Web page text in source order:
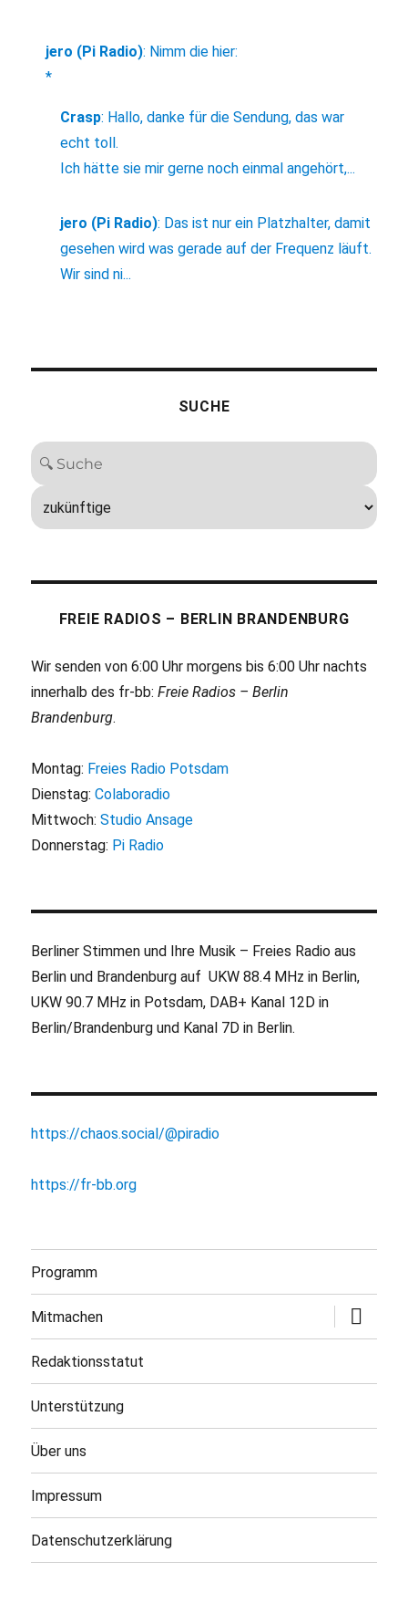
jero (Pi Radio): Nimm die hier:
*
Crasp: Hallo, danke für die Sendung, das war
echt toll.
Ich hätte sie mir gerne noch einmal angehört,...
jero (Pi Radio): Das ist nur ein Platzhalter, damit
gesehen wird was gerade auf der Frequenz läuft.
Wir sind ni...
SUCHE
FREIE RADIOS – BERLIN BRANDENBURG
Wir senden von 6:00 Uhr morgens bis 6:00 Uhr nachts
innerhalb des fr-bb:Freie Radios – Berlin
Brandenburg.
Montag: Freies Radio Potsdam
Dienstag:Colaboradio
Mittwoch:Studio Ansage
Donnerstag: Pi Radio
Berliner Stimmen und Ihre Musik – Freies Radio aus
Berlin und Brandenburg auf UKW 88.4 MHz in Berlin,
UKW 90.7 MHz in Potsdam, DAB+ Kanal 12D in
Berlin/Brandenburg und Kanal 7D in Berlin.
https://chaos.social/@piradio
https://fr-bb.org
Programm
Mitmachen
öffnen
Redaktionsstatut
Unterstützung
Über uns
Impressum
Datenschutzerklärung